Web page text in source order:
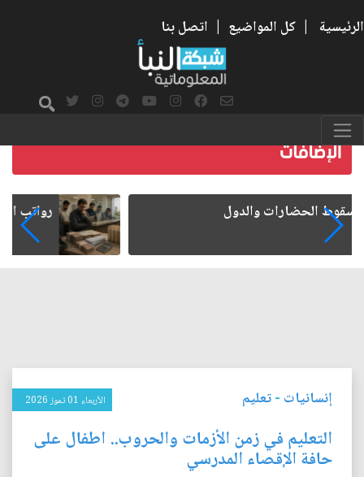
الرئيسية | كل المواضيع | اتصل بنا
رواتب الموظفين على صفيح ساخن
إنسانيات -تعليم الأربعاء 01 تموز 2026
التعليم في زمن الأزمات والحروب.. اطفال على
حافة الإقصاء المدرسي